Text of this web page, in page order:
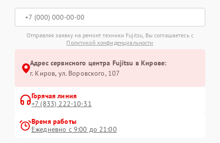
Отправляя заявку на ремонт техники Fujitsu, Вы соглашаетесь с
Политикой конфиденциальности
Адрес сервисного центра Fujitsu в Кирове:
г. Киров, ул. Воровского, 107
Горячая линия
+7 (833) 222-10-31
Время работы
Ежедневно с 9:00 до 21:00